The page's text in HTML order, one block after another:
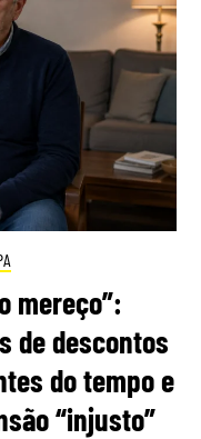
mereço”:
de descontos
do tempo e
“injusto”